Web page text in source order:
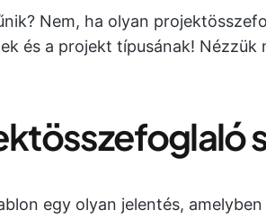
Nem, ha olyan
és a projekt típusának! Nézzük
egy olyan jelentés,